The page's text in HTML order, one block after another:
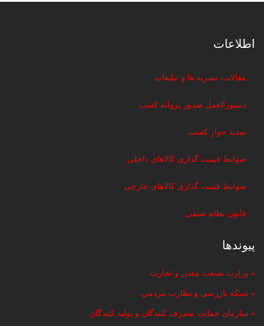
اطلاعات
مقالات، نشریه ها و تبلیغات
دستورالعمل صدور پروانه کسب
تمدید جواز کسب
ضوابط قیمت گذاری کالاهای داخلی
ضوابط قیمت گذاری کالاهای خارجی
قانون نظام صنفی
پیوندها
» وزارت صنعت معدن و تجارت
» شبکه بازرسی و نظارت مردمی
» سازمان حمایت مصرف کنندگان و تولید کنندگان